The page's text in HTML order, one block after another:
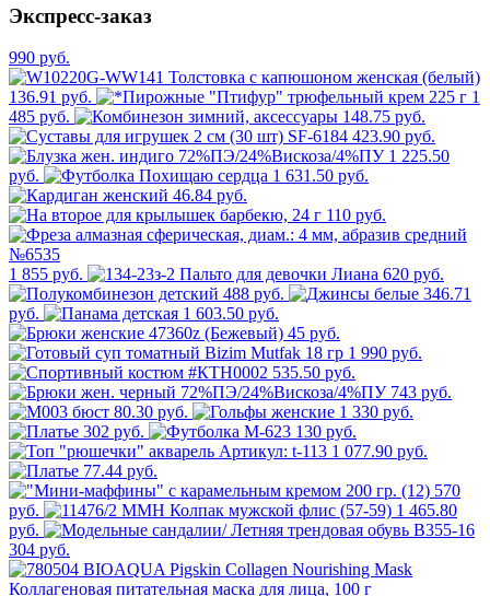
Экспресс-заказ
990 руб.
136.91 руб.
1
485 руб.
148.75 руб.
423.90 руб.
1 225.50
руб.
1 631.50 руб.
46.84 руб.
110 руб.
1 855 руб.
620 руб.
488 руб.
346.71
руб.
1 603.50 руб.
45 руб.
1 990 руб.
535.50 руб.
743 руб.
80.30 руб.
1 330 руб.
302 руб.
130 руб.
1 077.90 руб.
77.44 руб.
570
руб.
1 465.80
руб.
304 руб.